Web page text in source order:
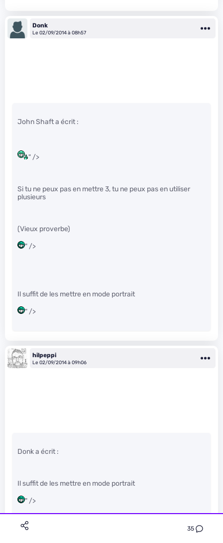
35
Donk
Le 02/09/2014 à 08h57
John Shaft a écrit :
" />
Si tu ne peux pas en mettre 3, tu ne peux pas en utiliser
plusieurs
(Vieux proverbe)
" />
Il suffit de les mettre en mode portrait
" />
hilpeppi
Le 02/09/2014 à 09h06
Donk a écrit :
Il suffit de les mettre en mode portrait
" />